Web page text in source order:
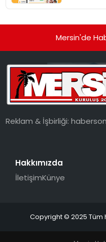
Mersin'de
Reklam & İşbirliği:
Hakkımızda
İletişimKünye
Copyright © 2025 Tüm